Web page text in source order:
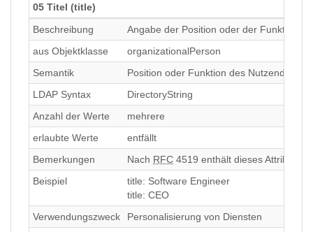
05 Titel (title)
Beschreibung
Angabe der Position oder der Funktion
aus Objektklasse
organizationalPerson
Semantik
Position oder Funktion des Nutzenden
LDAP Syntax
DirectoryString
Anzahl der Werte
mehrere
erlaubte Werte
entfällt
Bemerkungen
Nach RFC 4519 enthält dieses Attribut
Beispiel
title: Software Engineer
title: CEO
Verwendungszweck
Personalisierung von Diensten